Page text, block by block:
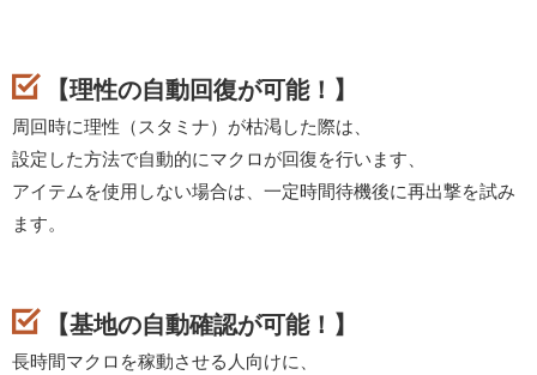
【理性の自動回復が可能！】
周回時に理性（スタミナ）が枯渇した際は、
設定した方法で自動的にマクロが回復を行います、
アイテムを使用しない場合は、一定時間待機後に再出撃を試み
ます。
【基地の自動確認が可能！】
長時間マクロを稼動させる人向けに、